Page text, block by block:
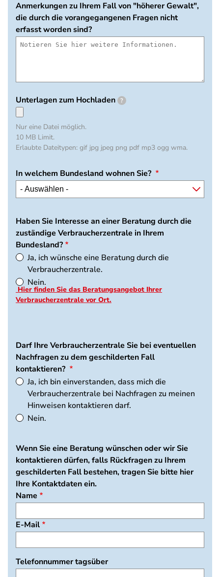
Anmerkungen zu Ihrem Fall von "höherer Gewalt",
die durch die vorangegangenen Fragen nicht
erfasst worden sind?
Unterlagen zum Hochladen ?
Nur eine Datei möglich.
10 MB Limit.
Erlaubte Dateitypen: gif jpg jpeg png pdf mp3 ogg wma.
In welchem Bundesland wohnen Sie?
Haben Sie Interesse an einer Beratung durch die
zuständige Verbraucherzentrale in Ihrem
Bundesland?
Ja, ich wünsche eine Beratung durch die
Verbraucherzentrale.
Nein.
Hier finden Sie das Beratungsangebot Ihrer
Verbraucherzentrale vor Ort.
Darf Ihre Verbraucherzentrale Sie bei eventuellen
Nachfragen zu dem geschilderten Fall
kontaktieren?
Ja, ich bin einverstanden, dass mich die
Verbraucherzentrale bei Nachfragen zu meinen
Hinweisen kontaktieren darf.
Nein.
Wenn Sie eine Beratung wünschen oder wir Sie
kontaktieren dürfen, falls Rückfragen zu Ihrem
geschilderten Fall bestehen, tragen Sie bitte hier
Ihre Kontaktdaten ein.
Name
E-Mail
Telefonnummer tagsüber